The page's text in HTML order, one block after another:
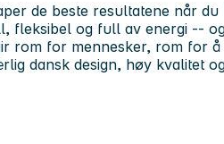
de beste resultatene når
fleksibel og full av energi --
rom for mennesker, rom for
dansk design, høy kvalitet